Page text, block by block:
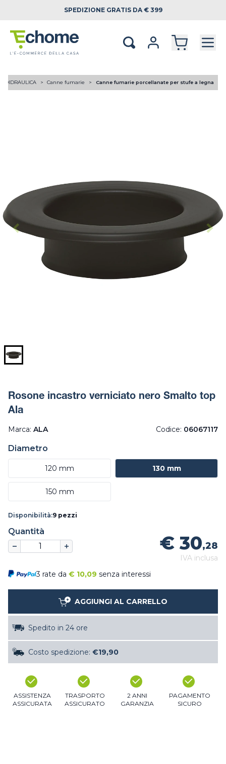
SPEDIZIONE GRATIS DA € 399
Canne fumarie Canne fumarie porcellanate per stufe a legna
Rosone incastro verniciato nero Smalto top
Ala
Marca: ALA Codice: 06067117
Diametro
120 mm 130 mm
150 mm
Disponibilità:9 pezzi
Quantità
€ 30,28
IVA inclusa
3 rate da € 10,09 senza interessi
AGGIUNGI AL CARRELLO
Spedito in 24 ore
Costo spedizione: €19,90
ASSISTENZA
ASSICURATA
TRASPORTO
ASSICURATO
2 ANNI
GARANZIA
PAGAMENTO
SICURO